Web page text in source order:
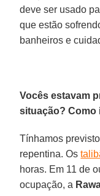
deve ser usado
que estão
banheiros e
Vocês estavam
situação? Como
Tínhamos
repentina. Os
horas. Em 11 de
ocupação, a